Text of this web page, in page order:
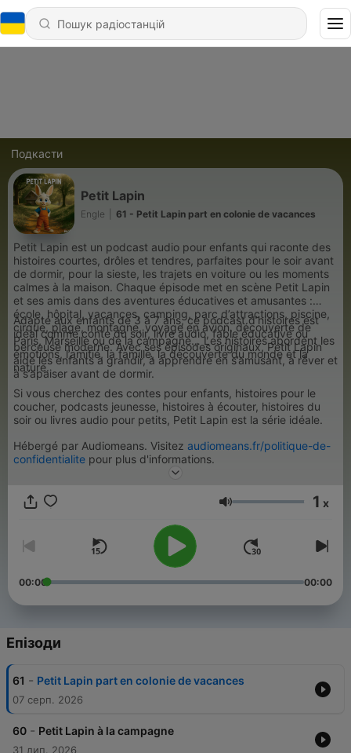
Подкасти
Petit Lapin
Engle 61 - Petit Lapin part en colonie de vacances
Petit Lapin est un podcast audio pour enfants qui raconte des
histoires courtes, drôles et tendres, parfaites pour le soir avant
de dormir, pour la sieste, les trajets en voiture ou les moments
calmes à la maison. Chaque épisode met en scène Petit Lapin
et ses amis dans des aventures éducatives et amusantes :
école, hôpital, vacances, camping, parc d’attractions, piscine,
cirque, plage, montagne, voyage en avion, découverte de
Paris, Marseille ou de la campagne… Les histoires abordent les
émotions, l’amitié, la famille, la découverte du monde et la
nature.
Adapté aux enfants de 3 à 7 ans, ce podcast d’histoires est
idéal comme conte du soir, livre audio, fable éducative ou
berceuse moderne. Avec ses épisodes originaux, Petit Lapin
aide les enfants à grandir, à apprendre en s’amusant, à rêver et
à s’apaiser avant de dormir.
Si vous cherchez des contes pour enfants, histoires pour le
coucher, podcasts jeunesse, histoires à écouter, histoires du
soir ou livres audio pour petits, Petit Lapin est la série idéale.
Hébergé par Audiomeans. Visitez audiomeans.fr/politique-de-
confidentialite pour plus d'informations.
Гучність 1 x
00:00 00:00
Епізоди
61 - Petit Lapin part en colonie de vacances
07 серп. 2026
60 - Petit Lapin à la campagne
31 лип. 2026